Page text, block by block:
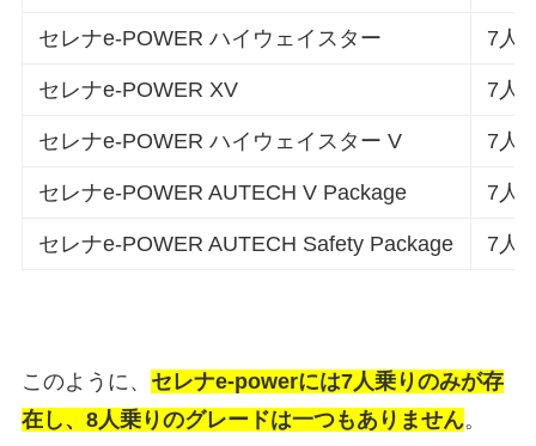
セレナe-POWER ハイウェイスター 7人
セレナe-POWER XV 7人
セレナe-POWER ハイウェイスター V 7人
セレナe-POWER AUTECH V Package 7人
セレナe-POWER AUTECH Safety Package 7人
このように、 セレナe-powerには7人乗りのみが存
在し、8人乗りのグレードは一つもありません。